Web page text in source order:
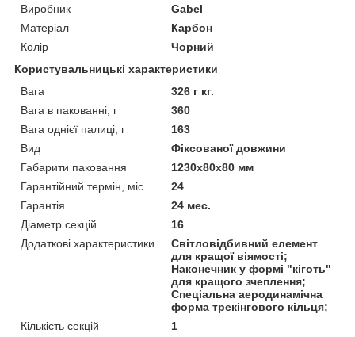
Виробник
Gabel
Матеріал
Карбон
Колір
Чорний
Користувальницькі характеристики
Вага
326 г кг.
Вага в пакованні, г
360
Вага однієї палиці, г
163
Вид
Фіксованої довжини
Габарити паковання
1230х80х80 мм
Гарантійний термін, міс.
24
Гарантія
24 мес.
Діаметр секцій
16
Додаткові характеристики
Світловідбивний елемент
для кращої віямості;
Наконечник у формі "кіготь"
для кращого зчеплення;
Спеціальна аеродинамічна
форма трекінгового кільця;
Кількість секцій
1